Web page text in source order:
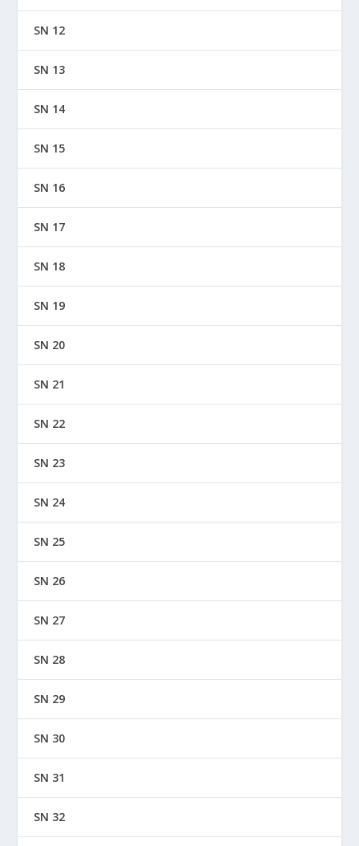
SN 12
SN 13
SN 14
SN 15
SN 16
SN 17
SN 18
SN 19
SN 20
SN 21
SN 22
SN 23
SN 24
SN 25
SN 26
SN 27
SN 28
SN 29
SN 30
SN 31
SN 32